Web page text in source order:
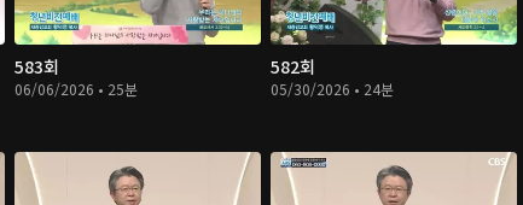
583회
06/06/2026 • 25분
582회
05/30/2026 • 24분